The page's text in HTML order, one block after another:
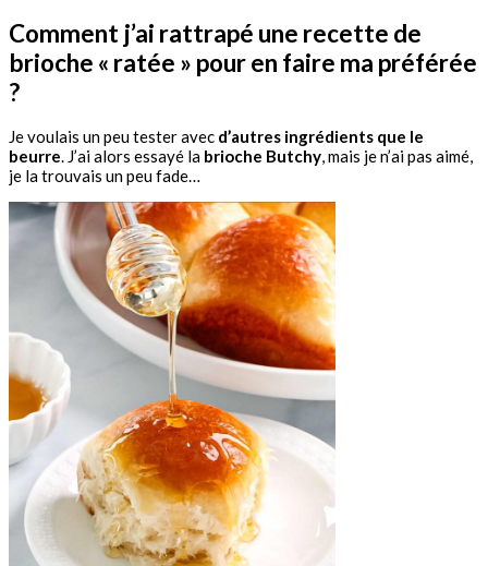
Comment j’ai rattrapé une recette de
brioche « ratée » pour en faire ma préférée
?
Je voulais un peu tester avec d’autres ingrédients que le
beurre. J’ai alors essayé la brioche Butchy, mais je n’ai pas aimé,
je la trouvais un peu fade…